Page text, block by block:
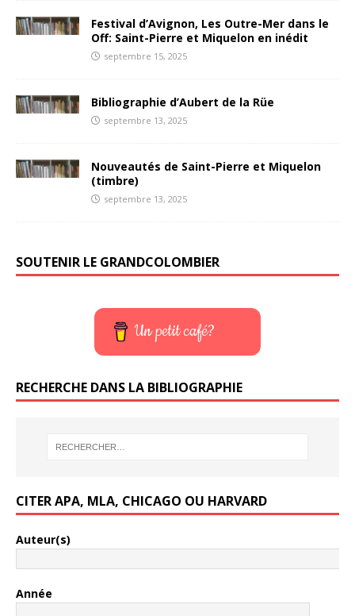
Festival d’Avignon, Les Outre-Mer dans le
Off: Saint-Pierre et Miquelon en inédit
septembre 15, 2025
Bibliographie d’Aubert de la Rüe
septembre 13, 2025
Nouveautés de Saint-Pierre et Miquelon
(timbre)
septembre 13, 2025
SOUTENIR LE GRANDCOLOMBIER
Un petit café?
RECHERCHE DANS LA BIBLIOGRAPHIE
CITER APA, MLA, CHICAGO OU HARVARD
Auteur(s)
Année